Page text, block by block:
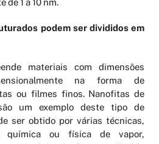
podem ser divididos em
materiais com dimensões
na forma de
ou filmes finos. Nanofitas de
um exemplo deste tipo de
ser obtido por várias técnicas,
química ou física de vapor,